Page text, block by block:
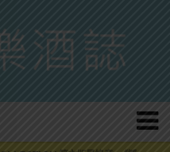
關稅！烈酒產業再次迎來重磅利多